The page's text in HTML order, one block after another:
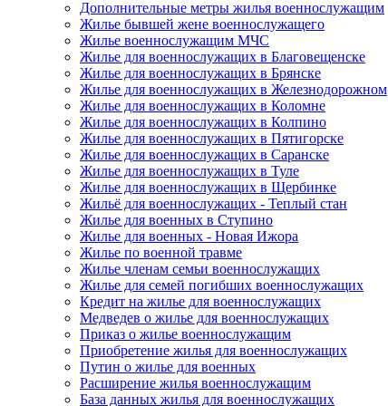
Дополнительные метры жилья военнослужащим
Жилье бывшей жене военнослужащего
Жилье военнослужащим МЧС
Жилье для военнослужащих в Благовещенске
Жилье для военнослужащих в Брянске
Жилье для военнослужащих в Железнодорожном
Жилье для военнослужащих в Коломне
Жилье для военнослужащих в Колпино
Жилье для военнослужащих в Пятигорске
Жилье для военнослужащих в Саранске
Жилье для военнослужащих в Туле
Жилье для военнослужащих в Щербинке
Жильё для военнослужащих - Теплый стан
Жилье для военных в Ступино
Жилье для военных - Новая Ижора
Жилье по военной травме
Жилье членам семьи военнослужащих
Жилье для семей погибших военнослужащих
Кредит на жилье для военнослужащих
Медведев о жилье для военнослужащих
Приказ о жилье военнослужащим
Приобретение жилья для военнослужащих
Путин о жилье для военных
Расширение жилья военнослужащим
База данных жилья для военнослужащих